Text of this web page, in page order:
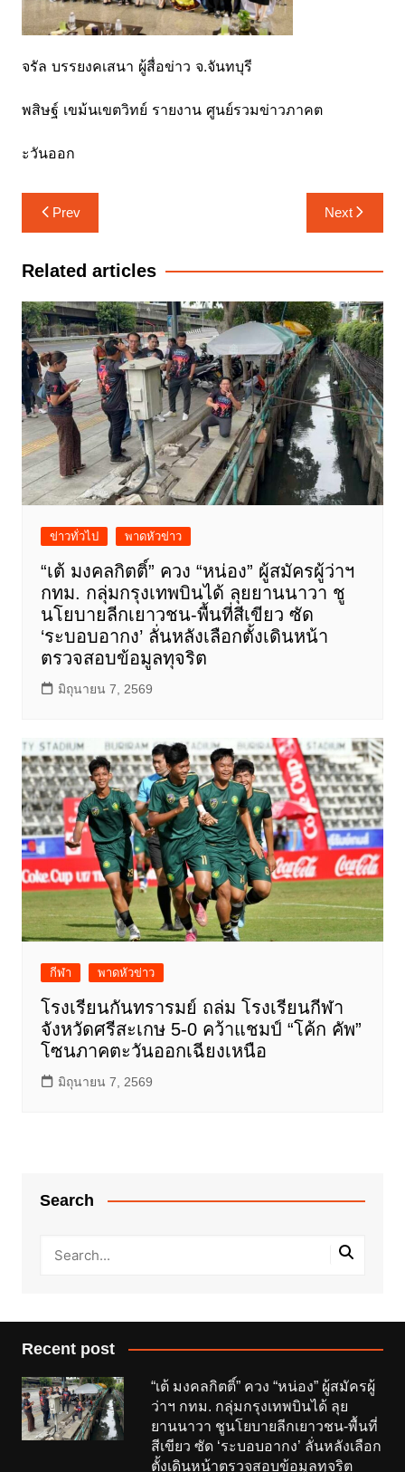
จรัล บรรยงคเสนา ผู้สื่อข่าว จ.จันทบุรี
พสิษฐ์ เขม้นเขตวิทย์ รายงาน ศูนย์รวมข่าวภาคต
ะวันออก
แนะแนว
เรื่อง
Prev Next
Related articles
ข่าวทั่วไป พาดหัวข่าว
“เต้ มงคลกิตติ์” ควง “หน่อง” ผู้สมัครผู้ว่าฯ
กทม. กลุ่มกรุงเทพบินได้ ลุยยานนาวา ชู
นโยบายลีกเยาวชน-พื้นที่สีเขียว ซัด
‘ระบอบอากง’ ลั่นหลังเลือกตั้งเดินหน้า
ตรวจสอบข้อมูลทุจริต
มิถุนายน 7, 2569
กีฬา พาดหัวข่าว
โรงเรียนกันทรารมย์ ถล่ม โรงเรียนกีฬา
จังหวัดศรีสะเกษ 5-0 คว้าแชมป์ “โค้ก คัพ”
โซนภาคตะวันออกเฉียงเหนือ
มิถุนายน 7, 2569
Search
Recent post
“เต้ มงคลกิตติ์” ควง “หน่อง” ผู้สมัครผู้
ว่าฯ กทม. กลุ่มกรุงเทพบินได้ ลุย
ยานนาวา ชูนโยบายลีกเยาวชน-พื้นที่
สีเขียว ซัด ‘ระบอบอากง’ ลั่นหลังเลือก
ตั้งเดินหน้าตรวจสอบข้อมูลทุจริต